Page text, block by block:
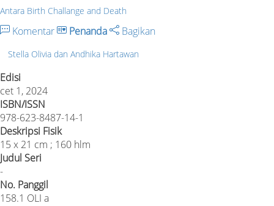
Antara Birth Challange and Death
Komentar Penanda Bagikan
Stella Olivia dan Andhika Hartawan
Edisi
cet 1, 2024
ISBN/ISSN
978-623-8487-14-1
Deskripsi Fisik
15 x 21 cm ; 160 hlm
Judul Seri
-
No. Panggil
158.1 OLI a